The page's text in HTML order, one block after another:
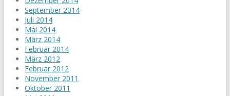
September 2014
Juli 2014
Mai 2014
März 2014
Februar 2014
März 2012
Februar 2012
November 2011
Oktober 2011